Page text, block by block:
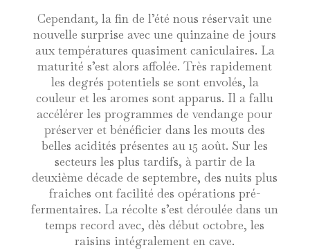
Cependant, la fin de l’été nous réservait une
nouvelle surprise avec une quinzaine de jours
aux températures quasiment caniculaires. La
maturité s’est alors affolée. Très rapidement
les degrés potentiels se sont envolés, la
couleur et les aromes sont apparus. Il a fallu
accélérer les programmes de vendange pour
préserver et bénéficier dans les mouts des
belles acidités présentes au 15 août. Sur les
secteurs les plus tardifs, à partir de la
deuxième décade de septembre, des nuits plus
fraiches ont facilité des opérations pré-
fermentaires. La récolte s’est déroulée dans un
temps record avec, dès début octobre, les
raisins intégralement en cave.